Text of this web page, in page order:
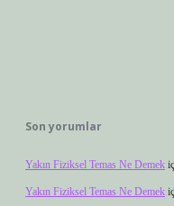
Son yorumlar
Yakın Fiziksel Temas Ne Demek
Yakın Fiziksel Temas Ne Demek